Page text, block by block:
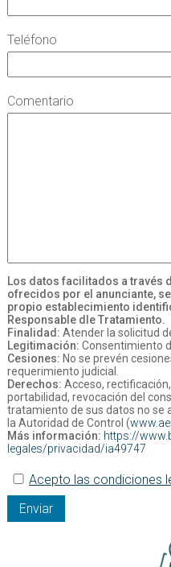
Teléfono
Comentario
Los datos facilitados a través
ofrecidos por el anunciante,
propio establecimiento
Responsable dle Tratamiento.
Finalidad: Atender la solicitud
Legitimación: Consentimiento
Cesiones: No se prevén
requerimiento judicial.
Derechos: Acceso,
portabilidad, revocación del
tratamiento de sus datos no se
la Autoridad de Control (
Más información: https://
legales/privacidad/ia49747
Acepto las condiciones
Enviar